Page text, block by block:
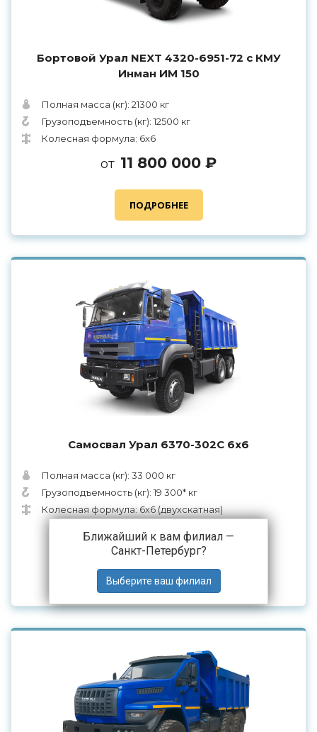
Ближайший к вам филиал —
Санкт-Петербург?
Бортовой Урал NEXT 4320-6951-72 с КМУ
Инман ИМ 150
Полная масса (кг): 21300 кг
Грузоподъемность (кг): 12500 кг
Колесная формула: 6x6
от 11 800 000 ₽
ПОДРОБНЕЕ
Самосвал Урал 6370-302С 6х6
Полная масса (кг): 33 000 кг
Грузоподъемность (кг): 19 300* кг
Колесная формула: 6х6 (двухскатная)
от9 590 000 ₽
ПОДРОБНЕЕ